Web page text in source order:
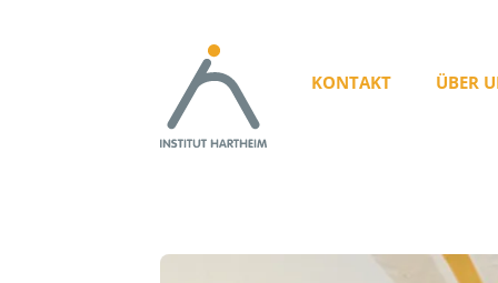
KONTAKT ÜBER